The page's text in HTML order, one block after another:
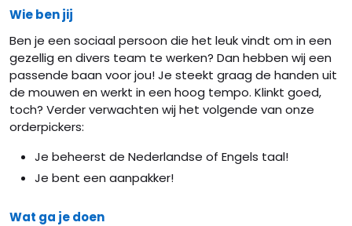
Wie ben jij
Ben je een sociaal persoon die het leuk vindt om in een
gezellig en divers team te werken? Dan hebben wij een
passende baan voor jou! Je steekt graag de handen uit
de mouwen en werkt in een hoog tempo. Klinkt goed,
toch? Verder verwachten wij het volgende van onze
orderpickers:
Je beheerst de Nederlandse of Engels taal!
Je bent een aanpakker!
Wat ga je doen